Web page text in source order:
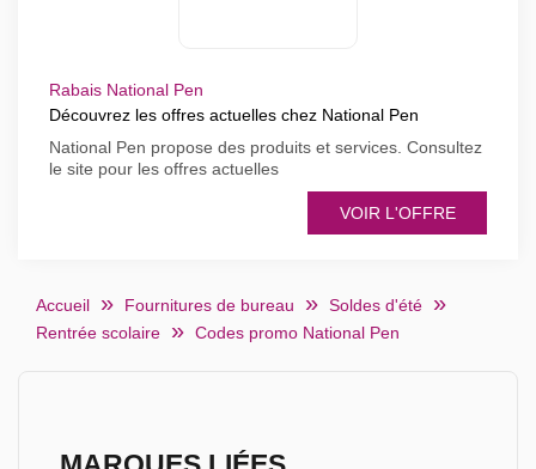
Rabais National Pen
Découvrez les offres actuelles chez National Pen
National Pen propose des produits et services. Consultez
le site pour les offres actuelles
VOIR L'OFFRE
Accueil Fournitures de bureau
Soldes d'été
Rentrée scolaire
Codes promo National Pen